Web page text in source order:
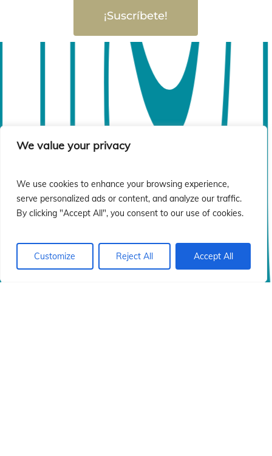
We value your privacy
We use cookies to enhance your browsing experience,
serve personalized ads or content, and analyze our traffic.
By clicking "Accept All", you consent to our use of cookies.
Customize Reject All Accept All
¡Suscríbete!